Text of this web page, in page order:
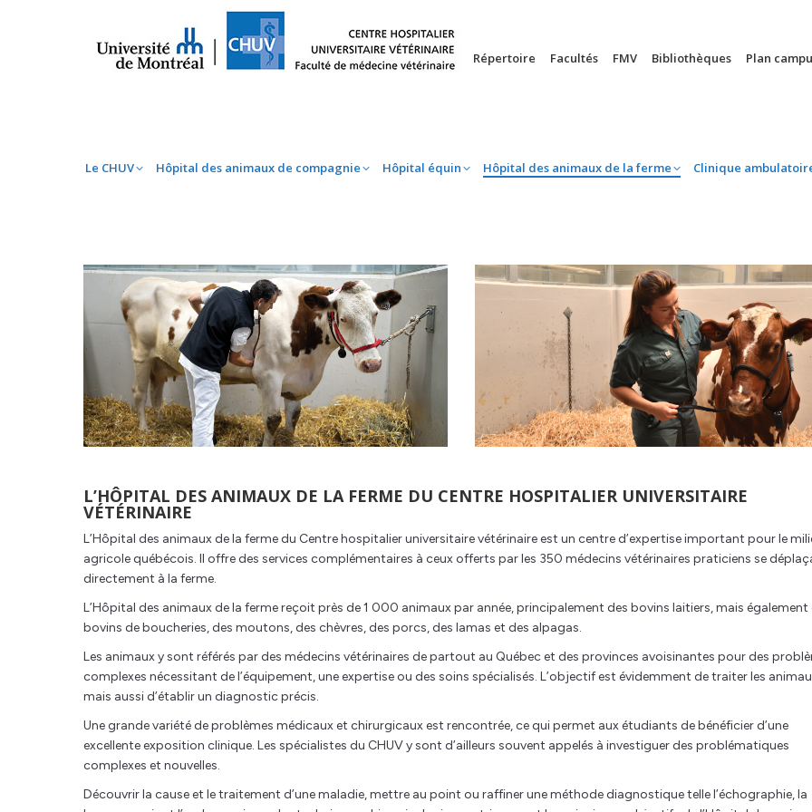
Répertoire Facultés FMV Bibliothèques Plan
Le CHUV Hôpital des animaux de compagnie Hôpital équin Hôpital des animaux de la ferme Clinique
L’HÔPITAL DES ANIMAUX DE LA FERME DU CENTRE HOSPITALIER UNIVERSITAIRE
VÉTÉRINAIRE
L’Hôpital des animaux de la ferme du Centre hospitalier universitaire vétérinaire est un centre d’expertise important pour le
agricole québécois. Il offre des services complémentaires à ceux offerts par les 350 médecins vétérinaires praticiens se
directement à la ferme.
L’Hôpital des animaux de la ferme reçoit près de 1 000 animaux par année, principalement des bovins laitiers, mais également
bovins de boucheries, des moutons, des chèvres, des porcs, des lamas et des alpagas.
Les animaux y sont référés par des médecins vétérinaires de partout au Québec et des provinces avoisinantes pour des
complexes nécessitant de l’équipement, une expertise ou des soins spécialisés. L’objectif est évidemment de traiter les
mais aussi d’établir un diagnostic précis.
Une grande variété de problèmes médicaux et chirurgicaux est rencontrée, ce qui permet aux étudiants de bénéficier d’une
excellente exposition clinique. Les spécialistes du CHUV y sont d’ailleurs souvent appelés à investiguer des problématiques
complexes et nouvelles.
Découvrir la cause et le traitement d’une maladie, mettre au point ou raffiner une méthode diagnostique telle l’échographie, la
Le CHUV Hôpital des animaux de compagnie Hôpital équin